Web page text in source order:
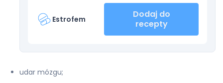
Estrofem
Dodaj do
recepty
udar mózgu;